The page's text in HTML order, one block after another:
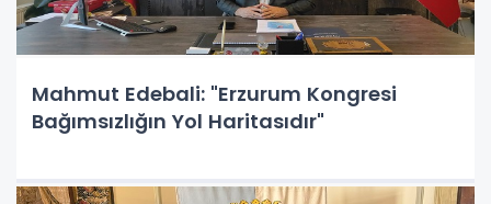
Mahmut Edebali: "Erzurum Kongresi
Bağımsızlığın Yol Haritasıdır"